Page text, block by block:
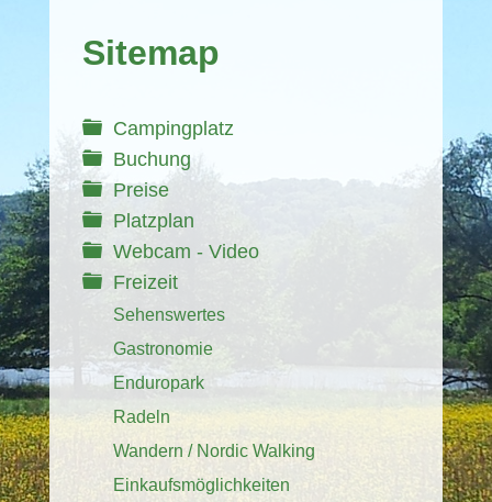
überspringen
Sitemap
Campingplatz
Buchung
Preise
Platzplan
Webcam - Video
Freizeit
Sehenswertes
Gastronomie
Enduropark
Radeln
Wandern / Nordic Walking
Einkaufsmöglichkeiten